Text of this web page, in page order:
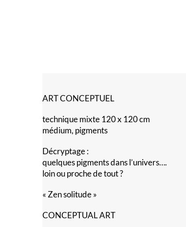
ART CONCEPTUEL
technique mixte 120 x 120 cm
médium, pigments
Décryptage :
quelques pigments dans l’univers….
loin ou proche de tout ?
« Zen solitude »
CONCEPTUAL ART